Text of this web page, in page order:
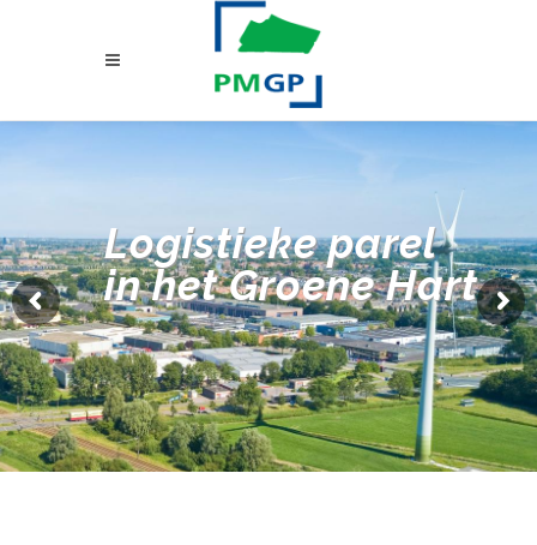
Logistieke parel
in het Groene Hart